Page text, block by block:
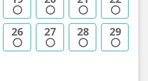
26 27 28 29